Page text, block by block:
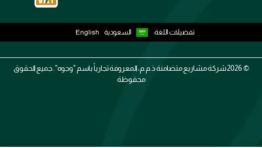
تفضيلات اللغة: السعودية English
2026 ©شركة مشاريع متضامنة ذ.م.م، المعروفة تجارياً باسم "وجوه". جميع الحقوق
محفوظة